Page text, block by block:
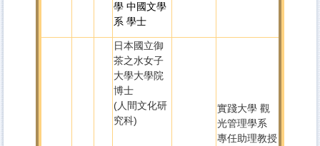
學 中國文學
系 學士
日本國立御
茶之水女子
大學大學院
博士
(人間文化研
究科)
實踐大學 觀
光管理學系
專任助理教授